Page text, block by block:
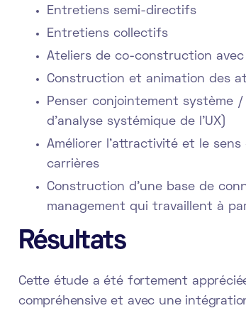
Entretiens semi-directifs
Entretiens collectifs
Ateliers de co-construction
Construction et animation des
Penser conjointement système
d’analyse systémique de l’UX)
Améliorer l'attractivité et le
carrières
Construction d’une base de
management qui travaillent à
Résultats
Cette étude a été fortement
compréhensive et avec une